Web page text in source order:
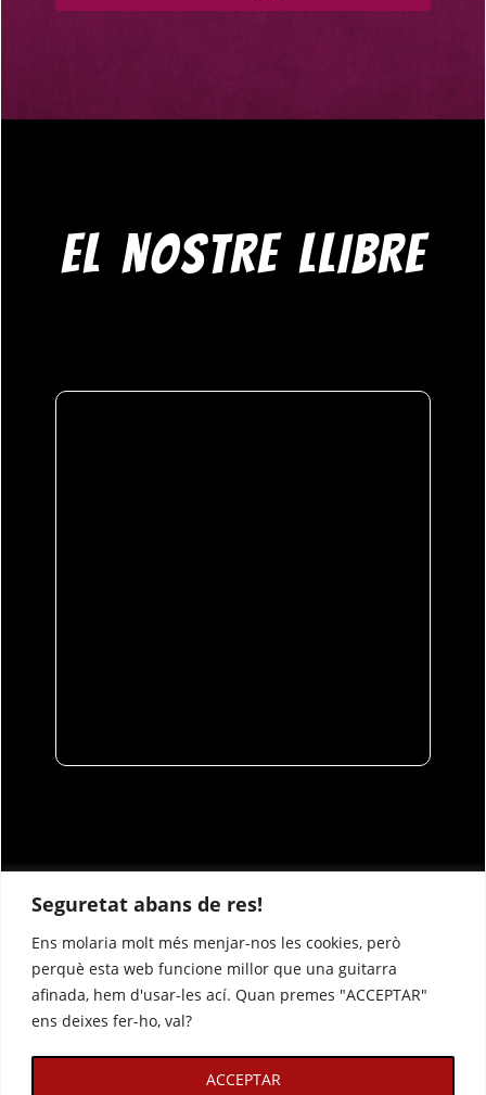
Seguretat abans de res!
Ens molaria molt més menjar-nos les cookies, però
perquè esta web funcione millor que una guitarra
afinada, hem d'usar-les ací. Quan premes "ACCEPTAR"
ens deixes fer-ho, val?
ACCEPTAR
EL NOSTRE LLIBRE